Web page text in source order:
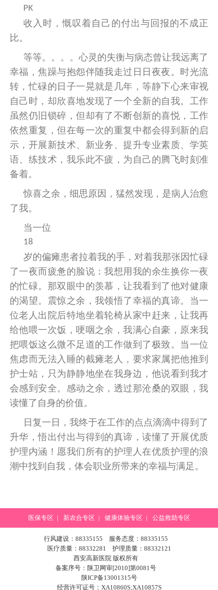
PK
收入时，慨叹着自己的付出与回报的不成正
比。
等等。。。。心灵的失衡与病态曾让我远离了
幸福，焦躁与抱怨伴随我走过日日夜夜。时光流
转，忙碌的日子一晃就是几年，等静下心来审视
自己时，却欣喜地发现了一个全新的自我。工作
虽然仍旧锁碎，但却有了不断创新的喜悦，工作
依然重复，但在每一次的重复中都会得到新的启
示，开展新技术、新业务、提升专业素质、学英
语、练技术，我乐此不疲，为自己的腾飞时刻准
备着。
惊喜之余，细思原因，猛然发现，是病人治愈
了我。
当一位
18
岁的偏瘫患者拉着我的手，对着我那张因忙碌
了一夜而疲惫的脸说：我想用我的余生换你一夜
的忙碌。那双眼中的羡慕，让我看到了他对健康
的渴望。震惊之余，我领悟了幸福的真谛。当一
位老人出院后特地坐着轮椅从家中赶来，让我再
给他喂一次饭，哽咽之余，我满心自豪，原来我
把喂饭这么微不足道的工作做到了极致。当一位
焦虑而无法入睡的截瘫老人，要求家属把他推到
护士站，只为静静地坐在我身边，他说看到我才
会感到安全。感动之余，透过那沧桑的双眼，我
读懂了自身的价值。
日复一日，我终于在工作的点点滴滴中得到了
升华，悟出付出与得到的真谛，读懂了开展优质
护理内涵！愿我们所有的护理人在优质护理的浪
潮中找到自我，体会职业所带来的幸福与满足。
医保专区 | 新农合专区 | 健康体验专区 | 公益救助专区
行风建设：88335155 服务态度：88335155
医疗质量：88332281 护理质量：88332121
西安高新医院 版权所有
备案序号：陕卫网审[2010]第0081号
陕ICP备13001315号
经营许可证号：XA10860S;XA10857S